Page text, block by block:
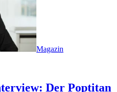
Magazin
Der Poptitan